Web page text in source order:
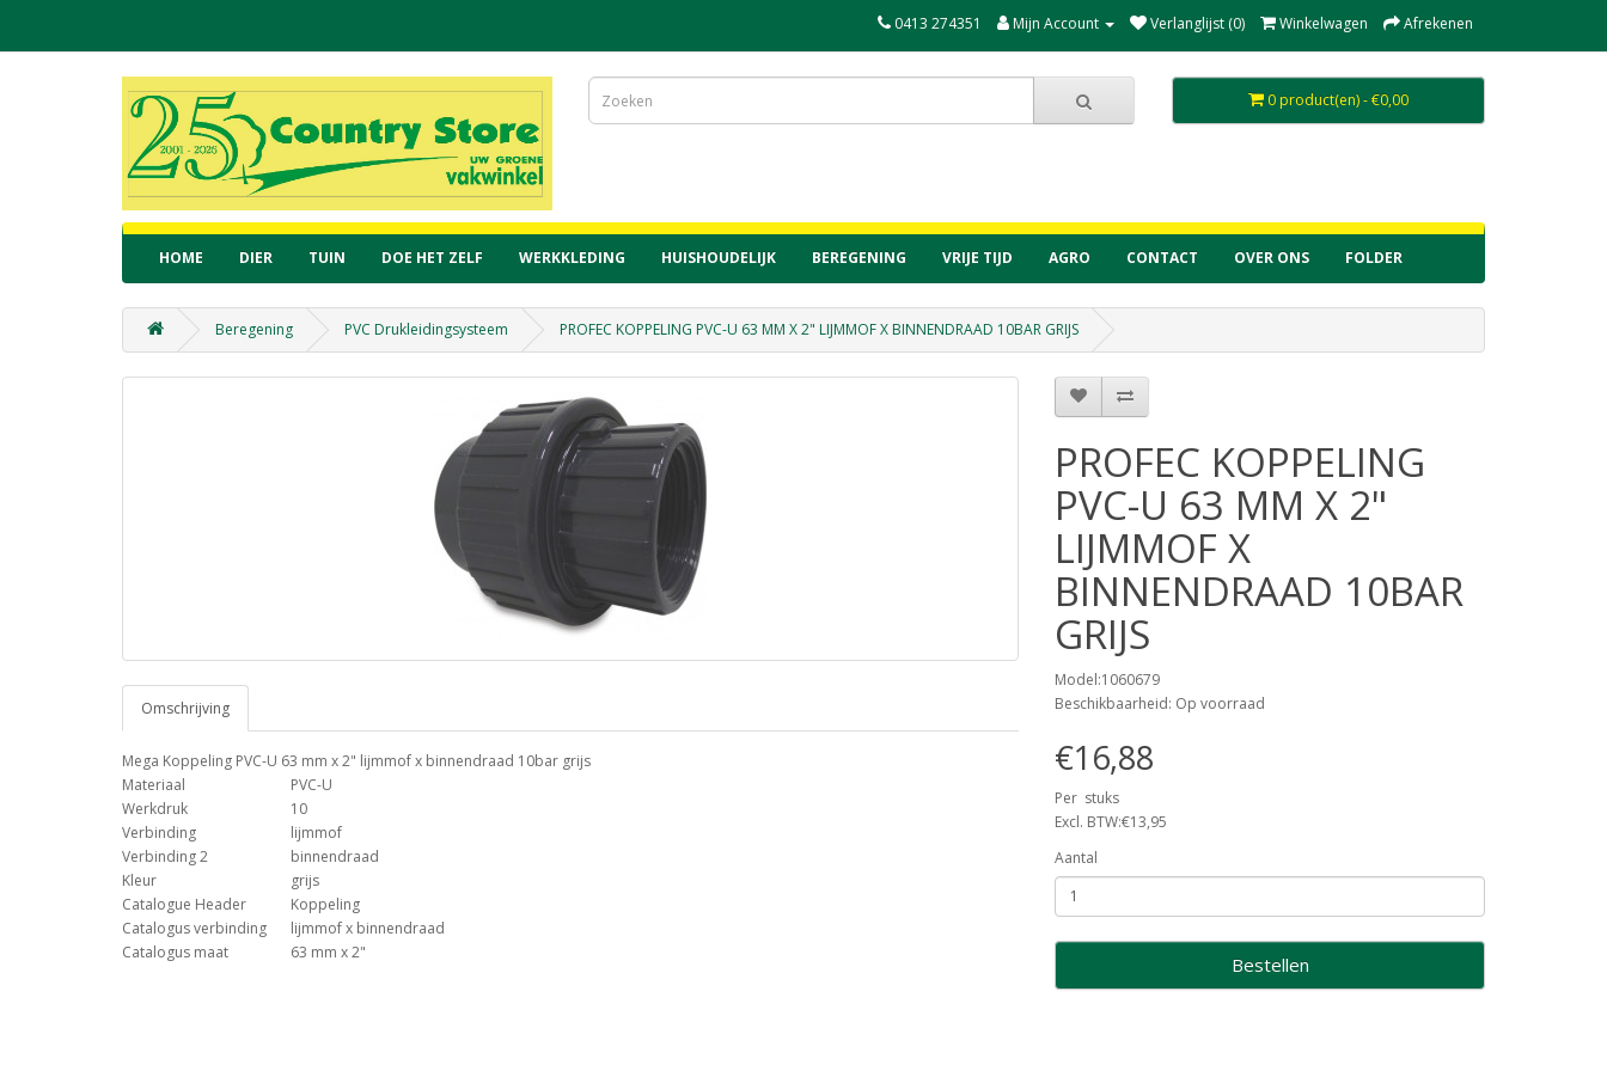
0413 274351 Mijn Account Verlanglijst (0) Winkelwagen Afrekenen
0 product(en) - €0,00
HOME DIER TUIN DOE HET ZELF WERKKLEDING HUISHOUDELIJK BEREGENING VRIJE TIJD AGRO CONTACT OVER ONS FOLDER
Beregening PVC Drukleidingsysteem PROFEC KOPPELING PVC-U 63 MM X 2" LIJMMOF X BINNENDRAAD 10BAR GRIJS
Omschrijving
Mega Koppeling PVC-U 63 mm x 2" lijmmof x binnendraad 10bar grijs
Materiaal
PVC-U
Werkdruk
10
Verbinding
lijmmof
Verbinding 2
binnendraad
Kleur
grijs
Catalogue Header
Koppeling
Catalogus verbinding
lijmmof x binnendraad
Catalogus maat
63 mm x 2"
PROFEC KOPPELING
PVC-U 63 MM X 2"
LIJMMOF X
BINNENDRAAD 10BAR
GRIJS
Model:1060679
Beschikbaarheid: Op voorraad
€16,88
Per stuks
Excl. BTW:€13,95
Aantal
Bestellen